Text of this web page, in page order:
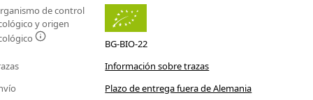
de control
y origen
BG-BIO-22
Información sobre trazas
Plazo de entrega fuera de Alemania